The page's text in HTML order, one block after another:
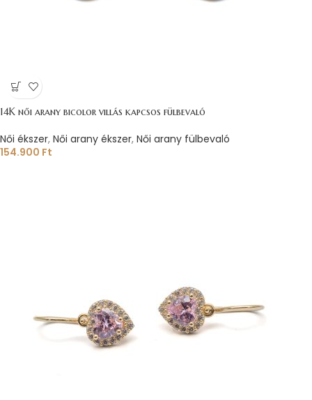
14K női arany bicolor villás kapcsos fülbevaló
Női ékszer, Női arany ékszer, Női arany fülbevaló
154.900 Ft